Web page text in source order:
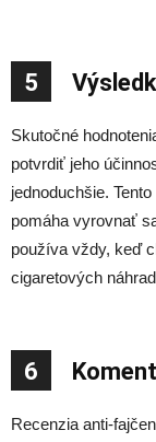
5
Skutočné
potvrdiť jeho
jednoduchšie.
pomáha vyrovnať
používa vždy, keď
cigaretových
6
Recenzia anti-